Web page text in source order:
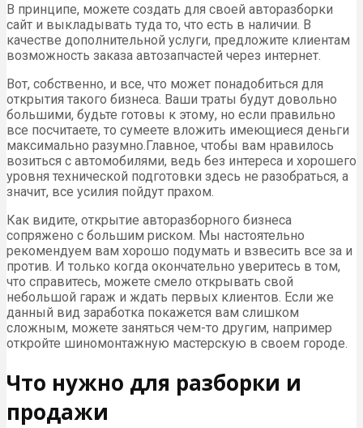
В принципе, можете создать для своей авторазборки
сайт и выкладывать туда то, что есть в наличии. В
качестве дополнительной услуги, предложите клиентам
возможность заказа автозапчастей через интернет.
Вот, собственно, и все, что может понадобиться для
открытия такого бизнеса. Ваши траты будут довольно
большими, будьте готовы к этому, но если правильно
все посчитаете, то сумеете вложить имеющиеся деньги
максимально разумно.Главное, чтобы вам нравилось
возиться с автомобилями, ведь без интереса и хорошего
уровня технической подготовки здесь не разобраться, а
значит, все усилия пойдут прахом.
Как видите, открытие авторазборного бизнеса
сопряжено с большим риском. Мы настоятельно
рекомендуем вам хорошо подумать и взвесить все за и
против. И только когда окончательно уверитесь в том,
что справитесь, можете смело открывать свой
небольшой гараж и ждать первых клиентов. Если же
данный вид заработка покажется вам слишком
сложным, можете заняться чем-то другим, например
откройте шиномонтажную мастерскую в своем городе.
Что нужно для разборки и
продажи